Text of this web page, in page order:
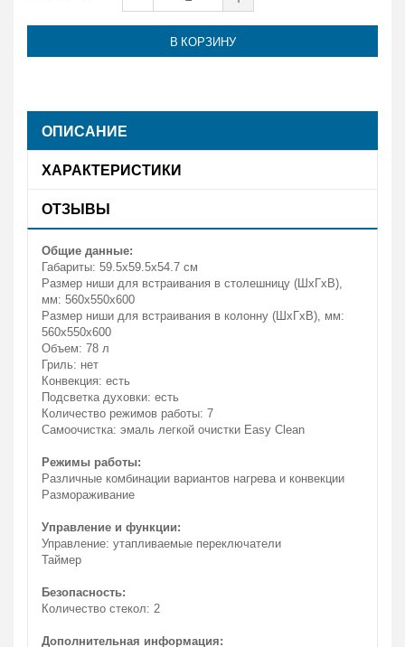
В КОРЗИНУ
ОПИСАНИЕ
ХАРАКТЕРИСТИКИ
ОТЗЫВЫ
Общие данные:
Габариты: 59.5x59.5x54.7 см
Размер ниши для встраивания в столешницу (ШхГхВ),
мм: 560х550х600
Размер ниши для встраивания в колонну (ШхГхВ), мм:
560х550х600
Объем: 78 л
Гриль: нет
Конвекция: есть
Подсветка духовки: есть
Количество режимов работы: 7
Самоочистка: эмаль легкой очистки Easy Clean
Режимы работы:
Различные комбинации вариантов нагрева и конвекции
Размораживание
Управление и функции:
Управление: утапливаемые переключатели
Таймер
Безопасность:
Количество стекол: 2
Дополнительная информация: